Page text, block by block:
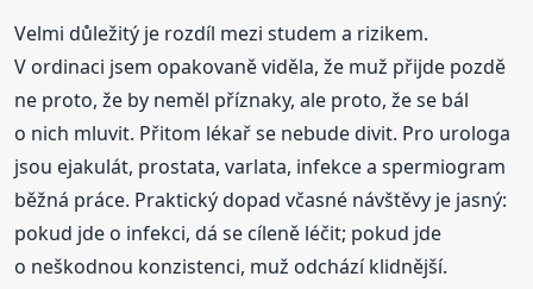
Velmi důležitý je rozdíl mezi studem a rizikem.
V ordinaci jsem opakovaně viděla, že muž přijde pozdě
ne proto, že by neměl příznaky, ale proto, že se bál
o nich mluvit. Přitom lékař se nebude divit. Pro urologa
jsou ejakulát, prostata, varlata, infekce a spermiogram
běžná práce. Praktický dopad včasné návštěvy je jasný:
pokud jde o infekci, dá se cíleně léčit; pokud jde
o neškodnou konzistenci, muž odchází klidnější.